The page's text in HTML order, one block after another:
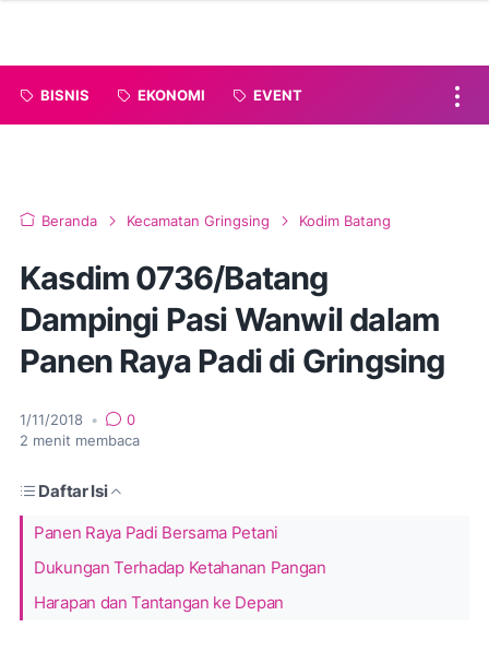
BISNIS EKONOMI EVENT
Beranda Kecamatan Gringsing Kodim Batang
Kasdim 0736/Batang
Dampingi Pasi Wanwil dalam
Panen Raya Padi di Gringsing
1/11/2018 •
0
2 menit membaca
Daftar Isi
Panen Raya Padi Bersama Petani
Dukungan Terhadap Ketahanan Pangan
Harapan dan Tantangan ke Depan